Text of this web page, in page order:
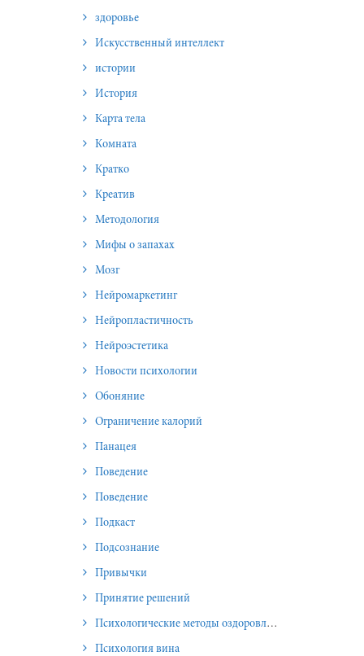
здоровье
Искусственный интеллект
истории
История
Карта тела
Комната
Кратко
Креатив
Методология
Мифы о запахах
Мозг
Нейромаркетинг
Нейропластичность
Нейроэстетика
Новости психологии
Обоняние
Ограничение калорий
Панацея
Поведение
Поведение
Подкаст
Подсознание
Привычки
Принятие решений
Психологические методы оздоровления и омоложения
Психология вина